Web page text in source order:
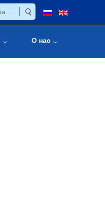
О нас